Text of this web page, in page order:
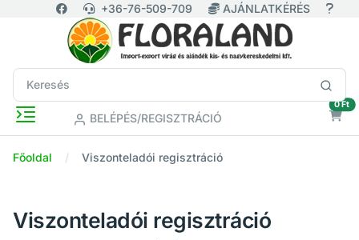
+36-76-509-709 AJÁNLATKÉRÉS
BELÉPÉS/REGISZTRÁCIÓ
0 Ft
Főoldal Viszonteladói regisztráció
Viszonteladói regisztráció